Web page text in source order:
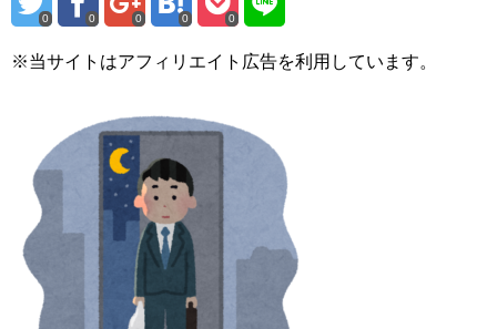
0 0 0 0 0
※当サイトはアフィリエイト広告を利用しています。